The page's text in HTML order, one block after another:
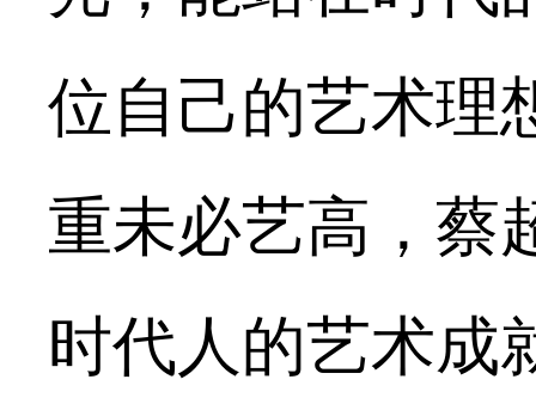
位自己的艺术理
重未必艺高， 蔡
时代人的艺术成